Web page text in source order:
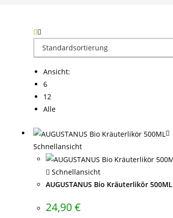
Ansicht:
6
12
Alle
Schnellansicht
Schnellansicht
AUGUSTANUS Bio Kräuterlikör 500ML
24,90€